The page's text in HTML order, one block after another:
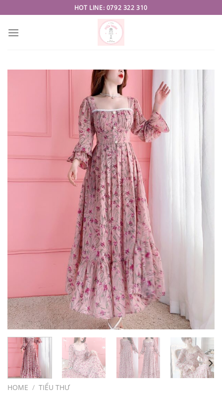
to
content
HOT LINE: 0792 322 310
HOME / TIỂU THƯ